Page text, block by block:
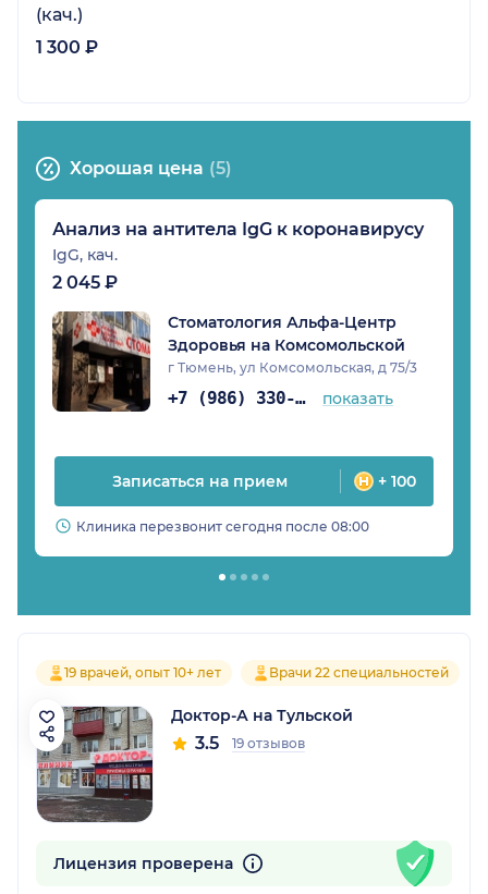
(кач.)
1 300 ₽
Хорошая цена (5)
Анализ на антитела IgG к коронавирусу
IgG, кач.
2 045 ₽
Стоматология Альфа-Центр
Здоровья на Комсомольской
г Тюмень, ул Комсомольская, д 75/3
+7 (986) 330-24-18 показать
Записаться на прием + 100
Клиника перезвонит сегодня после 08:00
19 врачей, опыт 10+ лет Врачи 22 специальностей
Доктор-А на Тульской
3.5 19 отзывов
Лицензия проверена